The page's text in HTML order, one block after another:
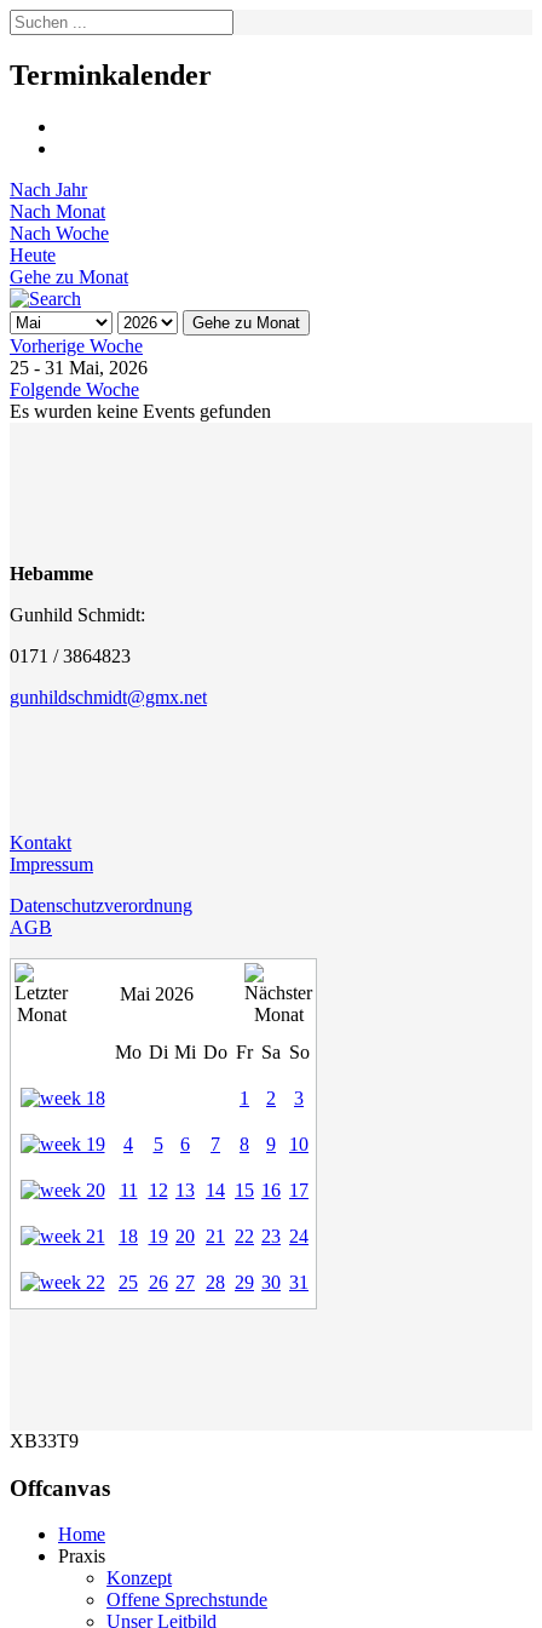
Terminkalender
Nach Jahr
Nach Monat
Nach Woche
Heute
Gehe zu Monat
Gehe zu Monat
Vorherige Woche
25 - 31 Mai, 2026
Folgende Woche
Es wurden keine Events gefunden
Hebamme
Gunhild Schmidt:
0171 / 3864823
gunhildschmidt@gmx.net
Kontakt
Impressum
Datenschutzverordnung
AGB
Mai 2026
Mo Di Mi Do Fr Sa So
1 2 3
4 5 6 7 8 9 10
11 12 13 14 15 16 17
18 19 20 21 22 23 24
25 26 27 28 29 30 31
XB33T9
Offcanvas
Home
Praxis
Konzept
Offene Sprechstunde
Unser Leitbild